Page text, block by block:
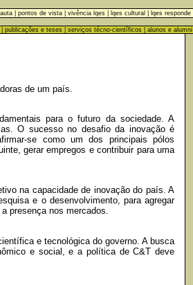
pontos de vista vivência lqes lqes cultural lqes responde
publicações e teses serviços técno-científicos alunos e alumni
de um país.
para o futuro da sociedade. A
O sucesso no desafio da inovação é
se como um dos principais pólos
gerar empregos e contribuir para uma
na capacidade de inovação do país. A
e o desenvolvimento, para agregar
presença nos mercados.
e tecnológica do governo. A busca
e social, e a política de C&T deve